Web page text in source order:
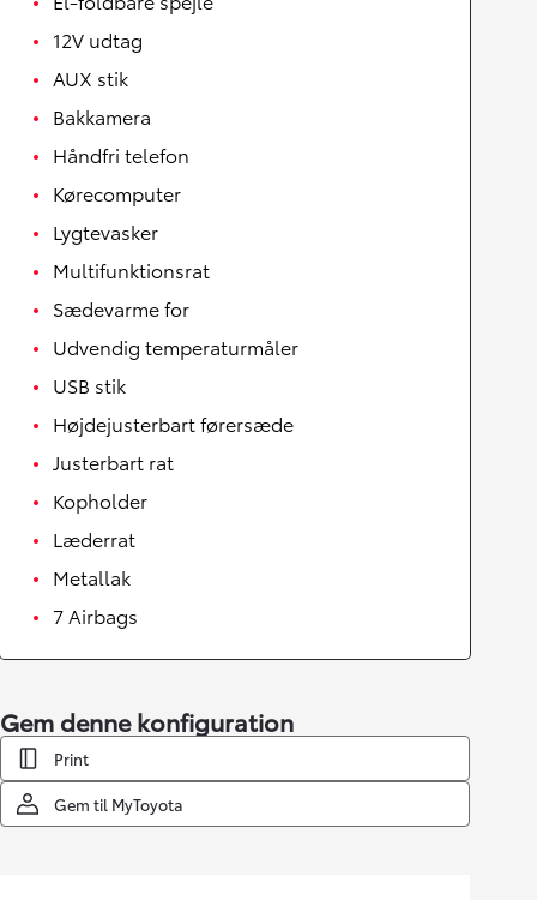
12V udtag
AUX stik
Bakkamera
Håndfri telefon
Kørecomputer
Lygtevasker
Multifunktionsrat
Sædevarme for
Udvendig temperaturmåler
USB stik
Højdejusterbart førersæde
Justerbart rat
Kopholder
Læderrat
Metallak
7 Airbags
Gem denne konfiguration
Print
Gem til MyToyota